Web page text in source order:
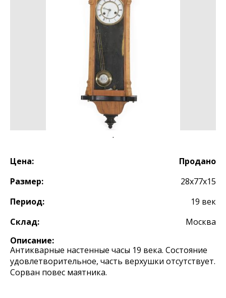
Цена:
Продано
Размер:
28х77х15
Период:
19 век
Склад:
Москва
Описание:
Антикварные настенные часы 19 века. Состояние
удовлетворительное, часть верхушки отсутствует.
Сорван повес маятника.